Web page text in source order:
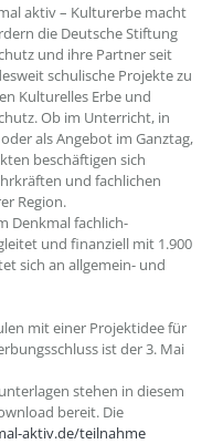
titel ???
aktiv – Kulturerbe macht
die Deutsche Stiftung
und ihre Partner seit
schulische Projekte zu
Kulturelles Erbe und
Ob im Unterricht, in
oder als Angebot im Ganztag,
beschäftigen sich
und fachlichen
Region.
Denkmal fachlich-
und finanziell mit 1.900
sich an allgemein- und
mit einer Projektidee für
ist der 3. Mai
stehen in diesem
bereit. Die
aktiv.de/teilnahme